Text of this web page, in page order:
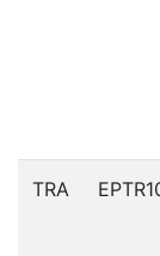
TRA